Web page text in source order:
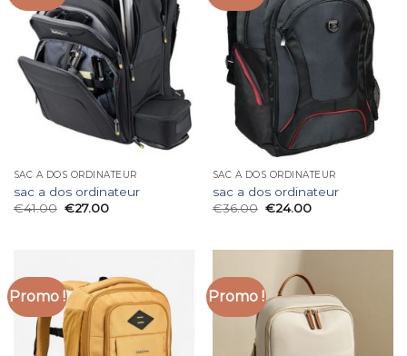
SAC A DOS ORDINATEUR
sac a dos ordinateur
€41.00 €27.00
SAC A DOS ORDINATEUR
sac a dos ordinateur
€36.00 €24.00
Promo ! Promo !